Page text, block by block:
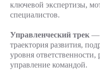
ключевой экспертизы,
специалистов.
Управленческий трек —
траектория развития,
уровня ответственности,
управление командой.